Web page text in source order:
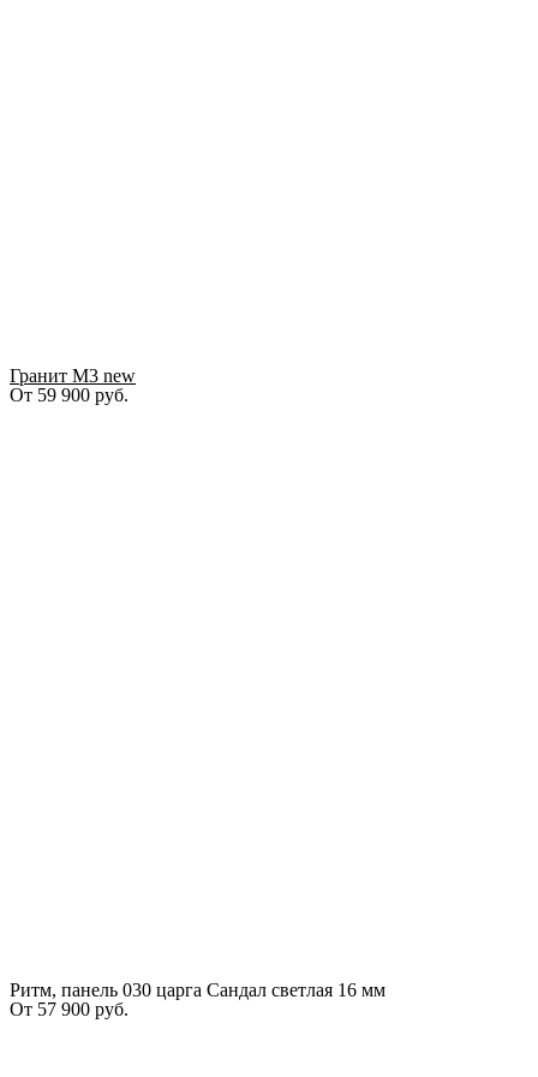
Гранит М3 new
От 59 900 руб.
Ритм, панель 030 царга Сандал светлая 16 мм
От 57 900 руб.